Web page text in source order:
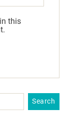
this